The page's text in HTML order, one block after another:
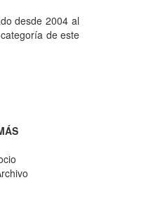
desde 2004 al
de este